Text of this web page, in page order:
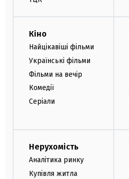
Кіно
Найцікавіші фільми
Українські фільми
Фільми на вечір
Комедії
Серіали
Нерухомість
Аналітика ринку
Купівля житла